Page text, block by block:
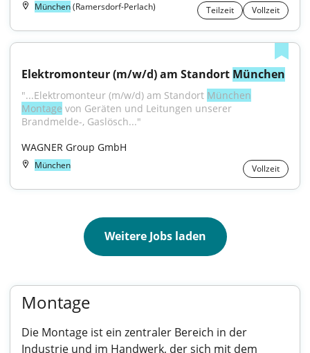
München(Ramersdorf-Perlach) Teilzeit Vollzeit
Elektromonteur (m/w/d) am Standort München
"...Elektromonteur (m/w/d) am Standort München
Montage von Geräten und Leitungen unserer
Brandmelde-, Gaslösch..."
WAGNER Group GmbH
München Vollzeit
Weitere Jobs laden
Montage
Die Montage ist ein zentraler Bereich in der
Industrie und im Handwerk, der sich mit dem